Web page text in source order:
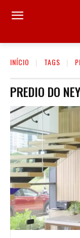
INÍCIO TAGS
PREDIO DO